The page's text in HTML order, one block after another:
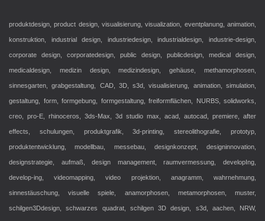
produktdesign, product design, visualisierung, visualization, eventplanung, animation,
konstruktion, industrial design, industriedesign, industrialdesign, industrie-design,
corporate design, corporatedesign, public design, publicdesign, medical design,
medicaldesign, medizin design, medizindesign, gehäuse, methamorphosen,
sinnesgarten, grabgestaltung, CAD, 3D, s3d, visualisierung, animation, simulation,
gestaltung, form, formgebung, formgestaltung, freiformflächen, NURBS, solidworks,
creo, pro-E, rhinoceros, 3ds-Max, 3d studio max, acad, autocad, premiere, after
effects, schulungen, produktgrafik, 3d-printing, stereolithografie, prototyp,
produktentwicklung, modellbau, messebau, designkonzept, designinnovation,
designstrategie, aufmaß, design management, raumvermessung, developIng,
develop-ing, videomapping, video projektion, anagramm, wahrnehmung,
sinnestäuschung, visuelle spiele, anamorphosen, metamorphosen, muster,
schilgen3Ddesign, schwarzes quadrat, schilgen 3D design, s3d, aachen, NRW,